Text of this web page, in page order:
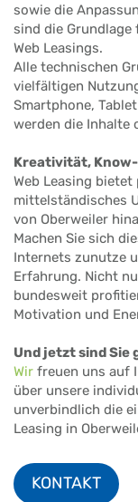
sowie die
sind die
Web Leasings.
Alle technischen
vielfältigen
Smartphone,
werden die Inhalte
Kreativität,
Web Leasing
mittelständisches
von Oberweiler
Machen Sie sich
Internets zunutze
Erfahrung. Nicht
bundesweit
Motivation und
Und jetzt sind Sie
Wir freuen uns auf
über unsere
unverbindlich die
Leasing in
KONTAKT